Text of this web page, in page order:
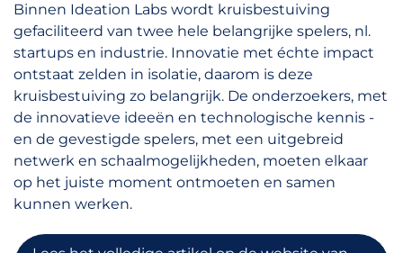
Binnen Ideation Labs wordt kruisbestuiving
gefaciliteerd van twee hele belangrijke spelers, nl.
startups en industrie. Innovatie met échte impact
ontstaat zelden in isolatie, daarom is deze
kruisbestuiving zo belangrijk. De onderzoekers, met
de innovatieve ideeën en technologische kennis -
en de gevestigde spelers, met een uitgebreid
netwerk en schaalmogelijkheden, moeten elkaar
op het juiste moment ontmoeten en samen
kunnen werken.